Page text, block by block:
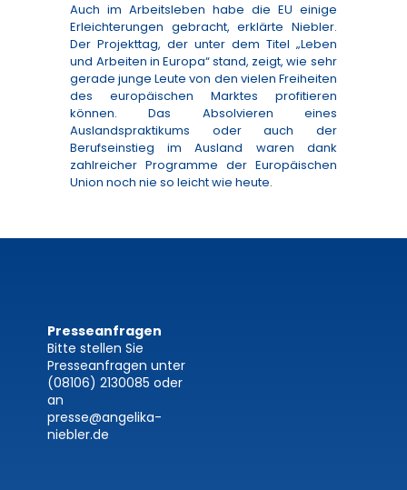
Auch im Arbeitsleben habe die EU einige
Erleichterungen gebracht, erklärte Niebler.
Der Projekttag, der unter dem Titel „Leben
und Arbeiten in Europa“ stand, zeigt, wie sehr
gerade junge Leute von den vielen Freiheiten
des europäischen Marktes profitieren
können. Das Absolvieren eines
Auslandspraktikums oder auch der
Berufseinstieg im Ausland waren dank
zahlreicher Programme der Europäischen
Union noch nie so leicht wie heute.
Presseanfragen
Bitte stellen Sie
Presseanfragen unter
(08106) 2130085 oder
an
presse@angelika-
niebler.de